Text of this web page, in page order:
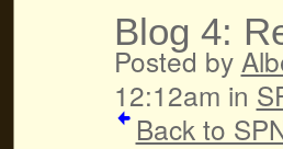
Blog 4:
Posted by
12:12am in
Back to